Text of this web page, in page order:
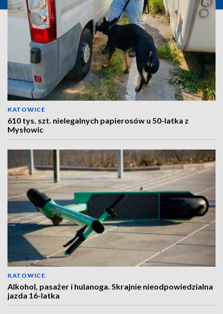
KATOWICE
610 tys. szt. nielegalnych papierosów u 50-latka z
Mysłowic
KATOWICE
Alkohol, pasażer i hulanoga. Skrajnie nieodpowiedzialna
jazda 16-latka